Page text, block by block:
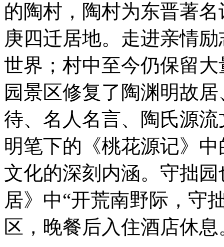
的陶村，陶村为东晋著
庚四迁居地。走进亲情
世界；村中至今仍保留
园景区修复了陶渊明故
待、名人名言、陶氏源
明笔下的《桃花源记》
文化的深刻内涵。守拙
居》中“开荒南野际，守
区，晚餐后入住酒店休息